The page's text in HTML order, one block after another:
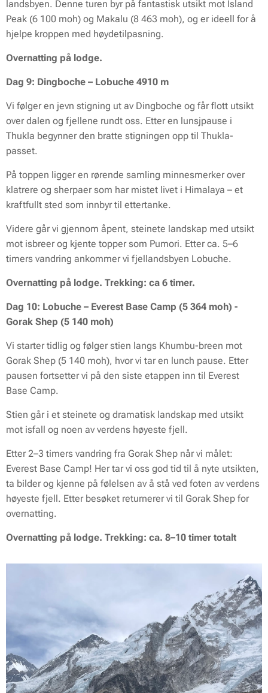
landsbyen. Denne turen byr på fantastisk utsikt mot Island
Peak (6 100 moh) og Makalu (8 463 moh), og er ideell for å
hjelpe kroppen med høydetilpasning.
Overnatting på lodge.
Dag 9: Dingboche – Lobuche 4910 m
Vi følger en jevn stigning ut av Dingboche og får flott utsikt
over dalen og fjellene rundt oss. Etter en lunsjpause i
Thukla begynner den bratte stigningen opp til Thukla-
passet.
På toppen ligger en rørende samling minnesmerker over
klatrere og sherpaer som har mistet livet i Himalaya – et
kraftfullt sted som innbyr til ettertanke.
Videre går vi gjennom åpent, steinete landskap med utsikt
mot isbreer og kjente topper som Pumori. Etter ca. 5–6
timers vandring ankommer vi fjellandsbyen Lobuche.
Overnatting på lodge. Trekking: ca 6 timer.
Dag 10: Lobuche – Everest Base Camp (5 364 moh) -
Gorak Shep (5 140 moh)
Vi starter tidlig og følger stien langs Khumbu-breen mot
Gorak Shep (5 140 moh), hvor vi tar en lunch pause. Etter
pausen fortsetter vi på den siste etappen inn til Everest
Base Camp.
Stien går i et steinete og dramatisk landskap med utsikt
mot isfall og noen av verdens høyeste fjell.
Etter 2–3 timers vandring fra Gorak Shep når vi målet:
Everest Base Camp! Her tar vi oss god tid til å nyte utsikten,
ta bilder og kjenne på følelsen av å stå ved foten av verdens
høyeste fjell. Etter besøket returnerer vi til Gorak Shep for
overnatting.
Overnatting på lodge. Trekking: ca. 8–10 timer totalt